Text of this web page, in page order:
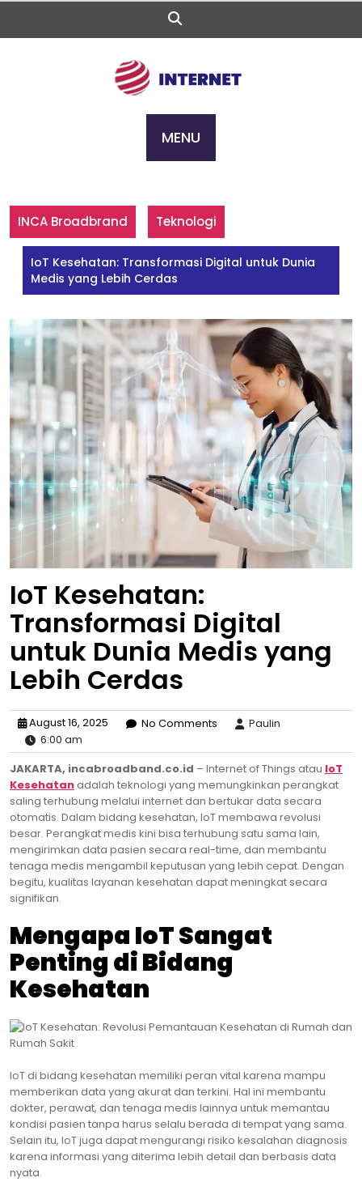
Skip
content
MENU
INCA Broadbrand Teknologi
IoT Kesehatan: Transformasi Digital untuk Dunia
Medis yang Lebih Cerdas
IoT Kesehatan:
Transformasi Digital
untuk Dunia Medis yang
Lebih Cerdas
August 16, 2025 No Comments
Paulin
6:00 am
JAKARTA, incabroadband.co.id – Internet of Things atau IoT
Kesehatanadalah teknologi yang memungkinkan perangkat
saling terhubung melalui internet dan bertukar data secara
otomatis. Dalam bidang kesehatan, IoT membawa revolusi
besar. Perangkat medis kini bisa terhubung satu sama lain,
mengirimkan data pasien secara real-time, dan membantu
tenaga medis mengambil keputusan yang lebih cepat. Dengan
begitu, kualitas layanan kesehatan dapat meningkat secara
signifikan.
Mengapa IoT Sangat
Penting di Bidang
Kesehatan
IoT di bidang kesehatan memiliki peran vital karena mampu
memberikan data yang akurat dan terkini. Hal ini membantu
dokter, perawat, dan tenaga medis lainnya untuk memantau
kondisi pasien tanpa harus selalu berada di tempat yang sama.
Selain itu, IoT juga dapat mengurangi risiko kesalahan diagnosis
karena informasi yang diterima lebih detail dan berbasis data
nyata.